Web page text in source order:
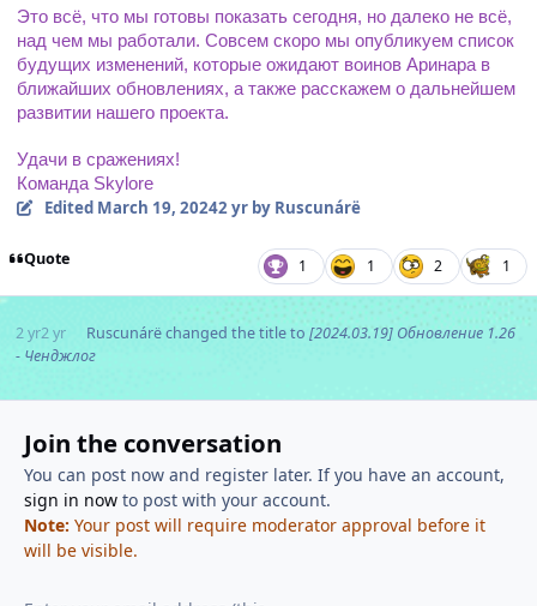
Это всё, что мы готовы показать сегодня, но далеко не всё,
над чем мы работали. Совсем скоро мы опубликуем список
будущих изменений, которые ожидают воинов Аринара в
ближайших обновлениях, а также расскажем о дальнейшем
развитии нашего проекта.
Удачи в сражениях!
Команда Skylore
Edited March 19, 20242 yrby Ruscunárë
Quote 1 1 2 1
2 yr2 yr Ruscunárëchanged the title to [2024.03.19] Обновление 1.26
- Ченджлог
Join the conversation
You can post now and register later. If you have an account,
sign in nowto post with your account.
Note: Your post will require moderator approval before it
will be visible.